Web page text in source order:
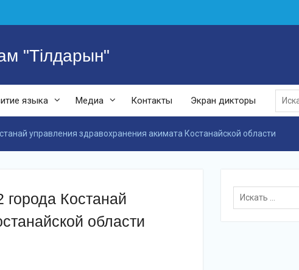
"Тілдарын"
языка Медиа Контакты Экран дикторы
Поиск
для:
управления здравохранения акимата Костанайской области
Костанай
области
Поиск
для: